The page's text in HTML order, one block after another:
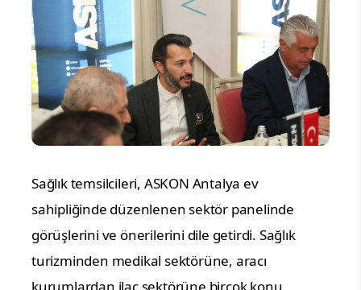
Sağlık temsilcileri, ASKON Antalya ev
sahipliğinde düzenlenen sektör panelinde
görüşlerini ve önerilerini dile getirdi. Sağlık
turizminden medikal sektörüne, aracı